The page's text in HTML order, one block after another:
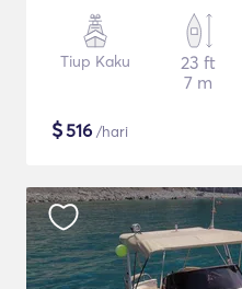
Tiup Kaku
23 ft
7 m
$516 /hari